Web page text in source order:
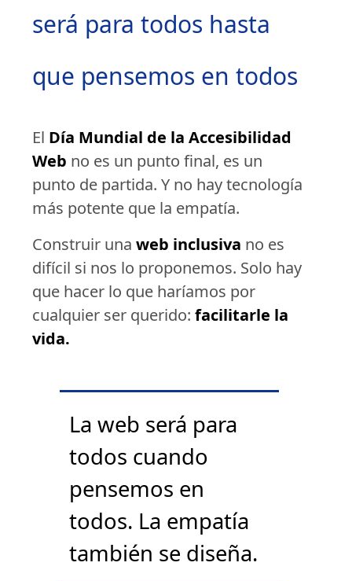
será para todos hasta
que pensemos en todos
El Día Mundial de la Accesibilidad
Web no es un punto final, es un
punto de partida. Y no hay tecnología
más potente que la empatía.
Construir una web inclusiva no es
difícil si nos lo proponemos. Solo hay
que hacer lo que haríamos por
cualquier ser querido: facilitarle la
vida.
La web será para
todos cuando
pensemos en
todos. La empatía
también se diseña.